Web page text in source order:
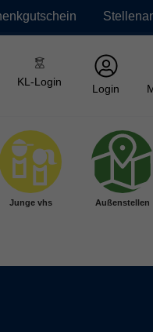
KL-Login
Login
Junge vhs Außenstellen